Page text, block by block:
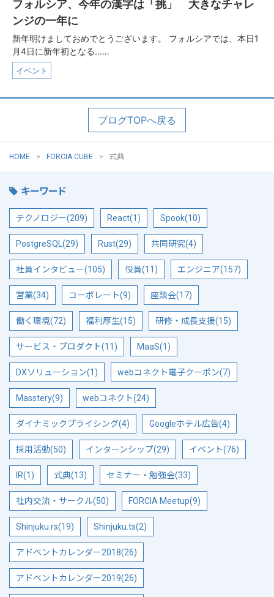
フォルシア、今年の漢字は「挑」 大きなチャレ
ンジの一年に
新年明けましておめでとうございます。 フォルシアでは、本日1
月4日に新年初となる...…
イベント
ブログTOPへ戻る
HOME FORCIA CUBE 式典
キーワード
テクノロジー(209) React(1) Spook(10)
PostgreSQL(29) Rust(29) 共同研究(4)
社員インタビュー(105) 役員(11) エンジニア(157)
営業(34) コーポレート(9) 座談会(17)
働く環境(72) 福利厚生(15) 研修・成長支援(15)
サービス・プロダクト(11) MaaS(1)
DXソリューション(1) webコネクト電子クーポン(7)
Masstery(9) webコネクト(24)
ダイナミックプライシング(4) Googleホテル広告(4)
採用活動(50) インターンシップ(29) イベント(76)
IR(1) 式典(13) セミナー・勉強会(33)
社内交流・サークル(50) FORCIA Meetup(9)
Shinjuku.rs(19) Shinjuku.ts(2)
アドベントカレンダー2018(26)
アドベントカレンダー2019(26)